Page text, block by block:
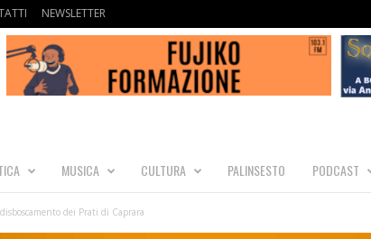
NEWSLETTER
MUSICA CULTURA PALINSESTO PODCAST
dei Prati di Caprara